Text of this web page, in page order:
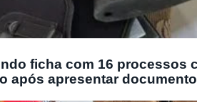
ficha com 16 processos
após apresentar